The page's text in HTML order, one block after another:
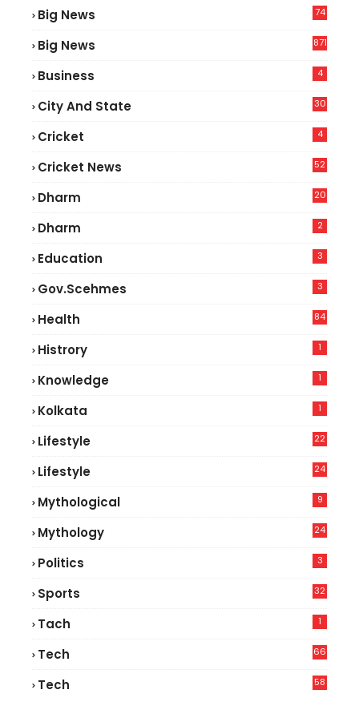
Big News
74
Big News 871
Business 4
City And State 30
Cricket 4
Cricket News
52
Dharm 20
Dharm 2
Education 3
Gov.scehmes 3
Health
84
Histrory 1
Knowledge 1
Kolkata 1
Lifestyle
22
Lifestyle
24
Mythological 9
Mythology 24
Politics 3
Sports 32
Tach 1
Tech
66
Tech
58